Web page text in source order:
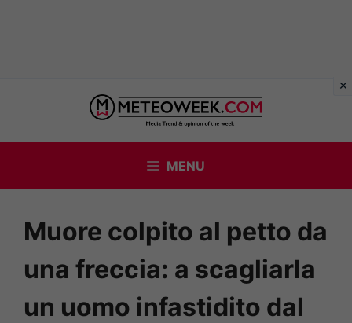
contenuto
MENU
Muore colpito al petto da
una freccia: a scagliarla
un uomo infastidito dal